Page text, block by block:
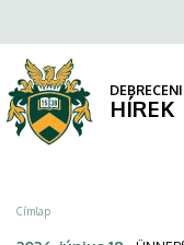
ünnepség
DEBRECENI
a
tartalomra
HÍREK
Morzsa
Címlap